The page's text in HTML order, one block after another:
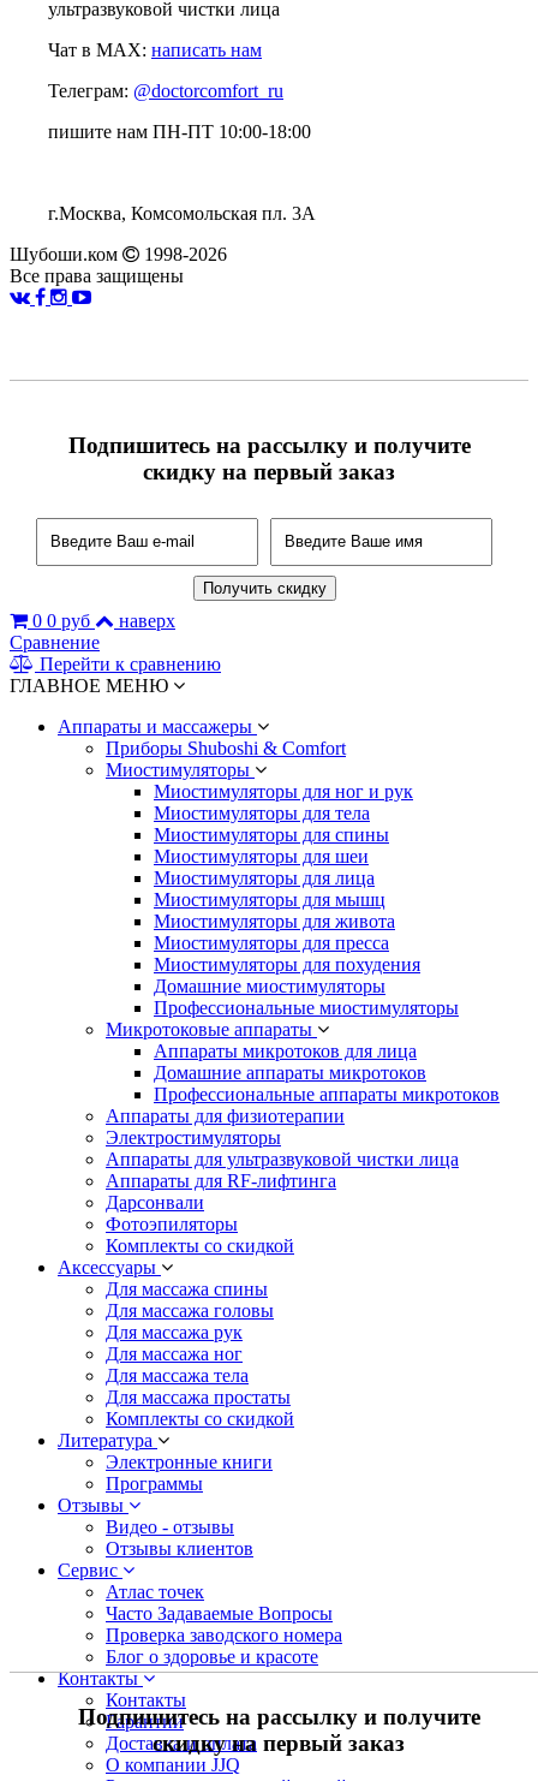
ультразвуковой чистки лица
Чат в MAX: написать нам
Телеграм: @doctorcomfort_ru
пишите нам ПН-ПТ 10:00-18:00
г.Москва, Комсомольская пл. 3А
Шубоши.ком
1998-2026
Все права защищены
Подпишитесь на рассылку и получите
скидку на первый заказ
Подпишитесь на рассылку и получите
скидку на первый заказ
0 0 руб
наверх
Сравнение
Перейти к сравнению
ГЛАВНОЕ МЕНЮ
Аппараты и массажеры
Приборы Shuboshi & Comfort
Миостимуляторы
Миостимуляторы для ног и рук
Миостимуляторы для тела
Миостимуляторы для спины
Миостимуляторы для шеи
Миостимуляторы для лица
Миостимуляторы для мышц
Миостимуляторы для живота
Миостимуляторы для пресса
Миостимуляторы для похудения
Домашние миостимуляторы
Профессиональные миостимуляторы
Микротоковые аппараты
Аппараты микротоков для лица
Домашние аппараты микротоков
Профессиональные аппараты микротоков
Аппараты для физиотерапии
Электростимуляторы
Аппараты для ультразвуковой чистки лица
Аппараты для RF-лифтинга
Дарсонвали
Фотоэпиляторы
Комплекты со скидкой
Аксессуары
Для массажа спины
Для массажа головы
Для массажа рук
Для массажа ног
Для массажа тела
Для массажа простаты
Комплекты со скидкой
Литература
Электронные книги
Программы
Отзывы
Видео - отзывы
Отзывы клиентов
Сервис
Атлас точек
Часто Задаваемые Вопросы
Проверка заводского номера
Блог о здоровье и красоте
Контакты
Контакты
Гарантии
Доставка и оплата
О компании JJQ